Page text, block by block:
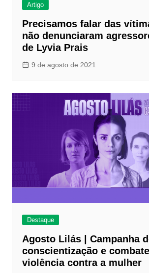
Artigo
Precisamos falar das
não denunciaram
de Lyvia Prais
9 de agosto de 2021
Destaque
Agosto Lilás | Campanha
conscientização e
violência contra a mulher